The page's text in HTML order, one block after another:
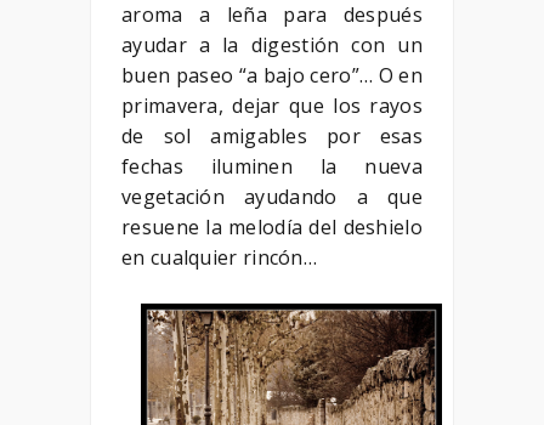
aroma a leña para después
ayudar a la digestión con un
buen paseo “a bajo cero”… O en
primavera, dejar que los rayos
de sol amigables por esas
fechas iluminen la nueva
vegetación ayudando a que
resuene la melodía del deshielo
en cualquier rincón…